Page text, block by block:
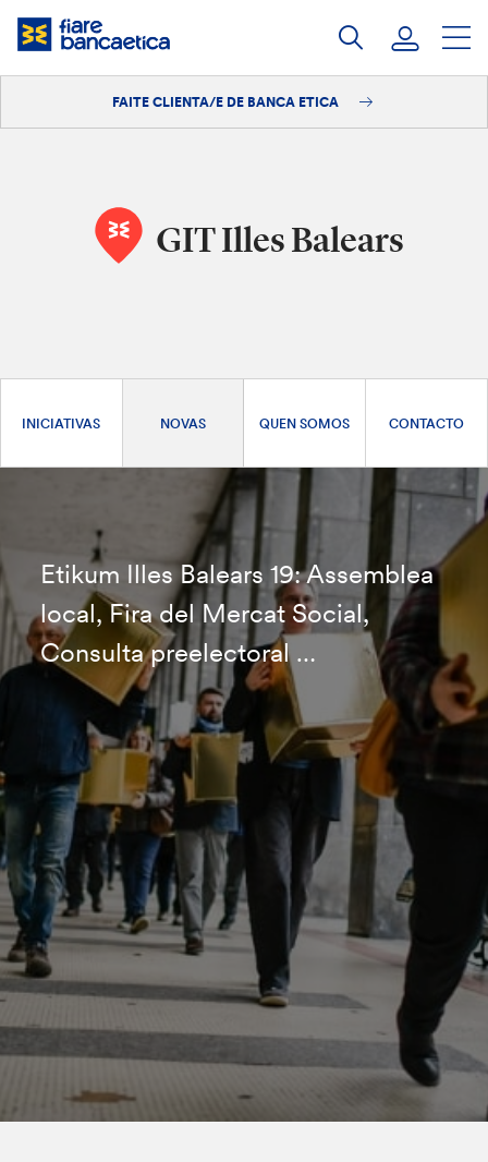
Saltar
FAITE CLIENTA/E DE BANCA ETICA
GIT Illes Balears
INICIATIVAS NOVAS QUEN SOMOS CONTACTO
Etikum Illes Balears 19: Assemblea
local, Fira del Mercat Social,
Consulta preelectoral …